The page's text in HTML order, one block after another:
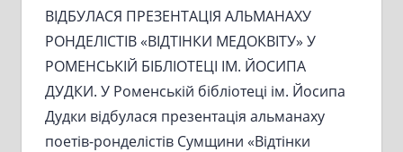
ВІДБУЛАСЯ ПРЕЗЕНТАЦІЯ АЛЬМАНАХУ
РОНДЕЛІСТІВ «ВІДТІНКИ МЕДОКВІТУ» У
РОМЕНСЬКІЙ БІБЛІОТЕЦІ ІМ. ЙОСИПА
ДУДКИ. У Роменській бібліотеці ім. Йосипа
Дудки відбулася презентація альманаху
поетів-ронделістів Сумщини «Відтінки